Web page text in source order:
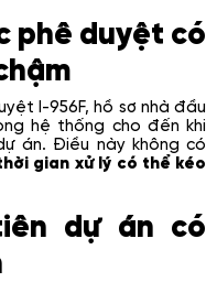
phê duyệt có
I-956F, hồ sơ nhà đầu
hệ thống cho đến khi
án. Điều này không có
gian xử lý có thể kéo
dự án có